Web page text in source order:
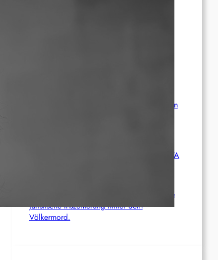
Wie die CIA Mandela und den afrikanischen
Aktualisierung der Stellungnahme der IRPWA
Neue israelische Gesetze im Jahr 2025: Die
juristische Inszenierung hinter dem
Völkermord.